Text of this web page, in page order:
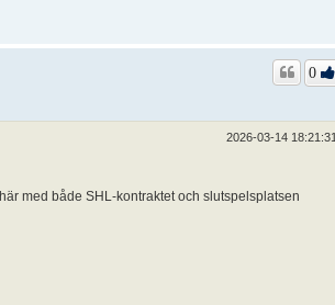
0
2026-03-14 18:21:31
med både SHL-kontraktet och slutspelsplatsen